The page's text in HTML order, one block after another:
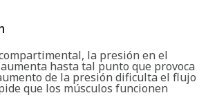
la presión en el
hasta tal punto que provoca
de la presión dificulta el flujo
que los músculos funcionen